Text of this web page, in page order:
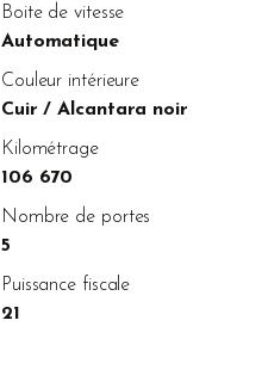
Boite de vitesse
Automatique
Couleur intérieure
Cuir / Alcantara noir
Kilométrage
106 670
Nombre de portes
5
Puissance fiscale
21